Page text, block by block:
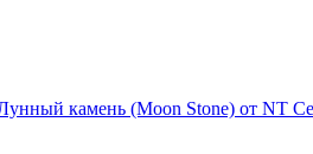
камень (Moon Stone) от NT